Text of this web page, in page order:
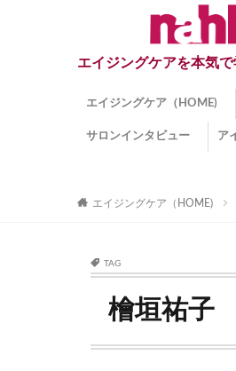
エイジングケアを本気
エイジングケア（HOME)
サロンインタビュー ア
エイジングケア（HOME)
TAG
檜垣祐子